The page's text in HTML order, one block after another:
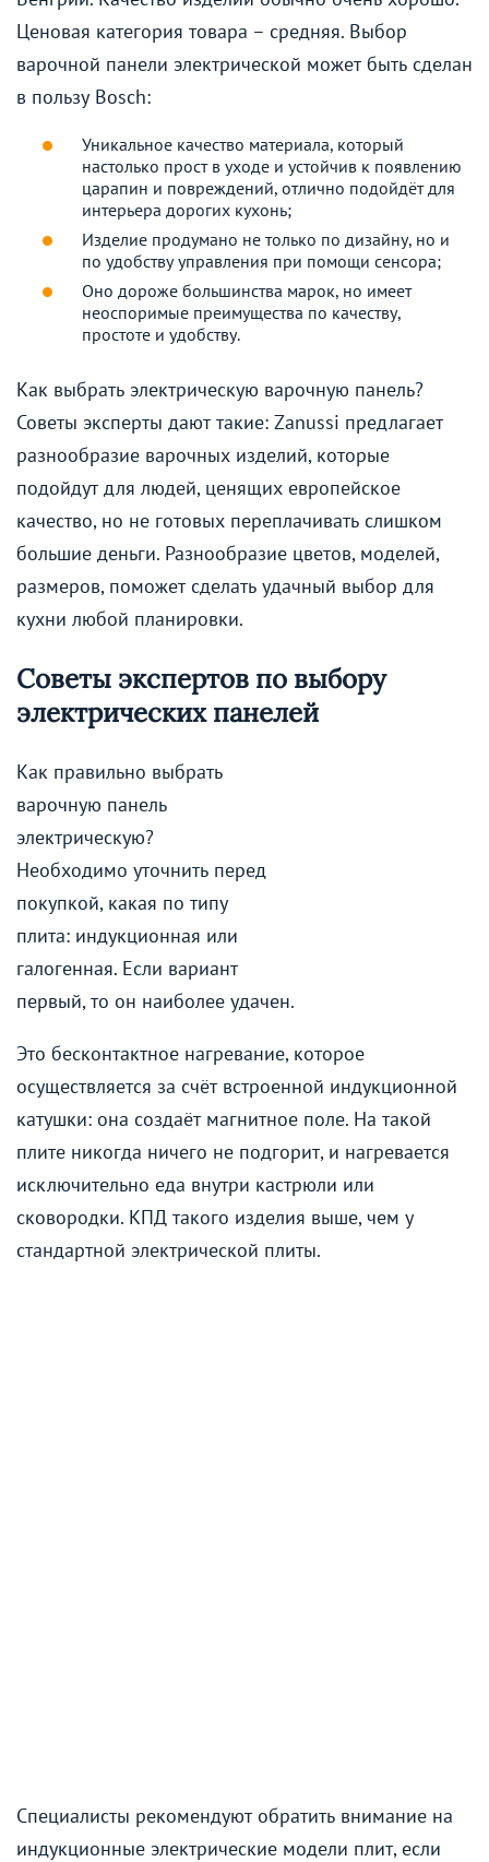
Ценовая категория товара – средняя. Выбор
варочной панели электрической может быть сделан
в пользу Bosch:
Уникальное качество материала, который
настолько прост в уходе и устойчив к появлению
царапин и повреждений, отлично подойдёт для
интерьера дорогих кухонь;
Изделие продумано не только по дизайну, но и
по удобству управления при помощи сенсора;
Оно дороже большинства марок, но имеет
неоспоримые преимущества по качеству,
простоте и удобству.
Как выбрать электрическую варочную панель?
Советы эксперты дают такие: Zanussi предлагает
разнообразие варочных изделий, которые
подойдут для людей, ценящих европейское
качество, но не готовых переплачивать слишком
большие деньги. Разнообразие цветов, моделей,
размеров, поможет сделать удачный выбор для
кухни любой планировки.
Советы экспертов по выбору
электрических панелей
Как правильно выбрать
варочную панель
электрическую?
Необходимо уточнить перед
покупкой, какая по типу
плита: индукционная или
галогенная. Если вариант
первый, то он наиболее удачен.
Это бесконтактное нагревание, которое
осуществляется за счёт встроенной индукционной
катушки: она создаёт магнитное поле. На такой
плите никогда ничего не подгорит, и нагревается
исключительно еда внутри кастрюли или
сковородки. КПД такого изделия выше, чем у
стандартной электрической плиты.
Специалисты рекомендуют обратить внимание на
индукционные электрические модели плит, если